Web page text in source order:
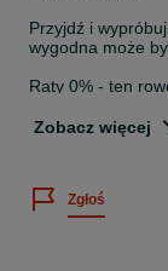
Przyjdź i
wygodna może
Raty 0% - ten
Rozmiar ramy: 20"
Model: unisex
Zobacz więcej
Zgłoś